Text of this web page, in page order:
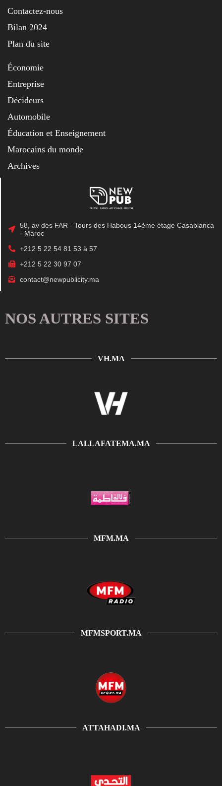
Contactez-nous
Bilan 2024
Plan du site
Économie
Entreprise
Décideurs
Automobile
Éducation et Enseignement
Marocains du monde
Archives
58, av des FAR - Tours des Habous 14ème étage Casablanca
- Maroc
+212 5 22 54 81 53 à 57
+212 5 22 30 97 07
contact@newpublicity.ma
NOS AUTRES SITES
VH.MA
LALLAFATEMA.MA
MFM.MA
MFMSPORT.MA
ATTAHADI.MA